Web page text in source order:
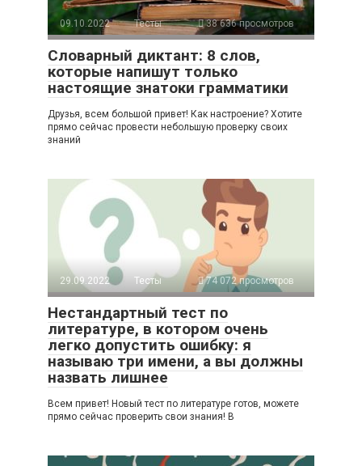
09.10.2022 Тесты 38 636 просмотров
Словарный диктант: 8 слов,
которые напишут только
настоящие знатоки грамматики
Друзья, всем большой привет! Как настроение? Хотите
прямо сейчас провести небольшую проверку своих
знаний
29.09.2022 Тесты 74 072 просмотров
Нестандартный тест по
литературе, в котором очень
легко допустить ошибку: я
называю три имени, а вы должны
назвать лишнее
Всем привет! Новый тест по литературе готов, можете
прямо сейчас проверить свои знания! В